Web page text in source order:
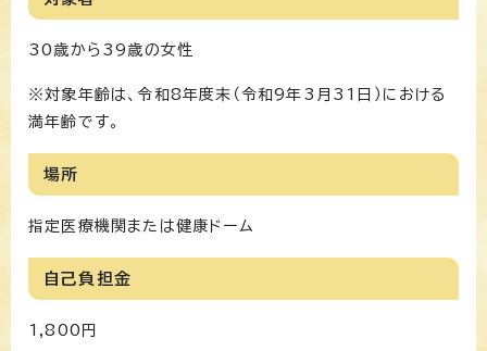
30歳から39歳の女性
※対象年齢は、令和8年度末（令和9年3月31日）における
満年齢です。
場所
指定医療機関または健康ドーム
自己負担金
1,800円